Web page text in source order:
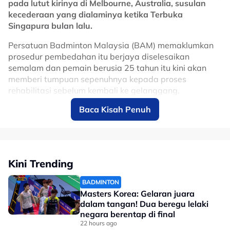
merancakkan ekonomi menerusi kemasukan pelancong
dan penganjuran acara bertaraf antarabangsa di Litar
Antarabangsa Sepang.
No node context available.
Related Topics
#motoGP
pada lutut kirinya di Melbourne, Australia, susulan
kecederaan yang dialaminya ketika Terbuka
Singapura bulan lalu.
Persatuan Badminton Malaysia (BAM) memaklumkan
prosedur pembedahan itu berjaya diselesaikan
semalam dan pemain berusia 25 tahun itu kini akan
memberi tumpuan sepenuhnya kepada proses
rehabilitasi sebelum kembali ke gelanggang.
Ee Wei melahirkan rasa syukur apabila pembedahan
berjalan lancar, selain menghargai sokongan yang
“Saya lega kerana pembedahan berjalan dengan
lancar dan ingin mengucapkan terima kasih kepada
semua atas sokongan serta doa yang diberikan. Ia
amat bermakna buat saya. Fokus saya sekarang
adalah menjalani proses rehabilitasi dan saya akan
Baca Kisah Penuh
Kini Trending
BADMINTON
Masters Korea: Gelaran juara
dalam tangan! Dua beregu lelaki
negara berentap di final
22 hours ago